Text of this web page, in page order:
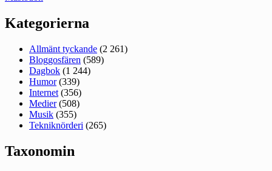
Kategorierna
Allmänt tyckande (2 261)
Bloggosfären (589)
Dagbok (1 244)
Humor(339)
Internet (356)
Medier(508)
Musik (355)
Tekniknörderi (265)
Taxonomin